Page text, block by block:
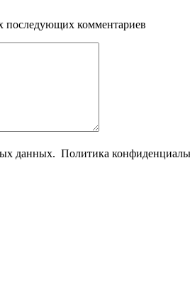
последующих комментариев
данных. Политика